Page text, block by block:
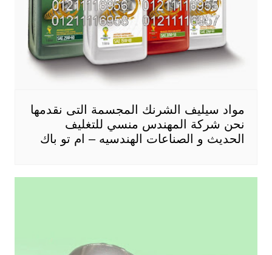
مواد سيليف الشرنك المجسمة التى نقدمها
نحن شركة المهندس منسي للتغليف
الحديث و الصناعات الهندسيه – ام تو باك